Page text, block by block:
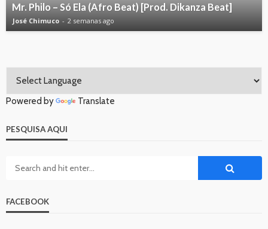
Mr. Philo – Só Ela (Afro Beat) [Prod. Dikanza Beat]
José Chimuco 2 semanas ago
Powered by Translate
PESQUISA AQUI
FACEBOOK